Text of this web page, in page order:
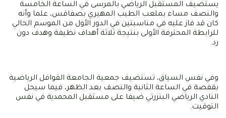
يستضيف المستقبل الرياضي بالمرسى في الساعة الخامسة
والنصف مساء بملعب الطيب المهيري بصفاقس، علما وأنه
كان قد فاز عليه في مناسبتين في الدور الأول من الموسم الحالي
للرابطة المحترفة الأولى بنتيجة ثلاثة أهداف نظيفة وهدف دون
رد.
وفي نفس السياق، تستضيف جمعية الجامعة القوافل الرياضية
بقفصة في الساعة الثانية والنصف بعد الظهر، فيما سيحل
النادي الرياضي البنزرتي ضيفا على مستقبل المحمدية في نفس
التوقيت.